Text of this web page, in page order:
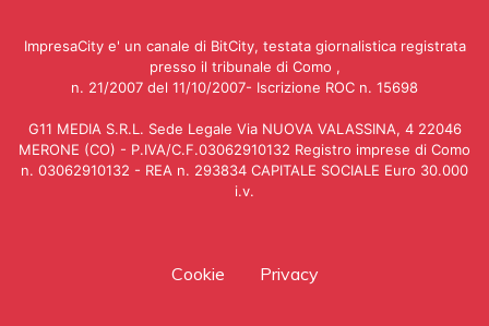
ImpresaCity e' un canale di BitCity, testata giornalistica registrata
presso il tribunale di Como ,
n. 21/2007 del 11/10/2007- Iscrizione ROC n. 15698
G11 MEDIA S.R.L. Sede Legale Via NUOVA VALASSINA, 4 22046
MERONE (CO) - P.IVA/C.F.03062910132 Registro imprese di Como
n. 03062910132 - REA n. 293834 CAPITALE SOCIALE Euro 30.000
i.v.
Cookie Privacy